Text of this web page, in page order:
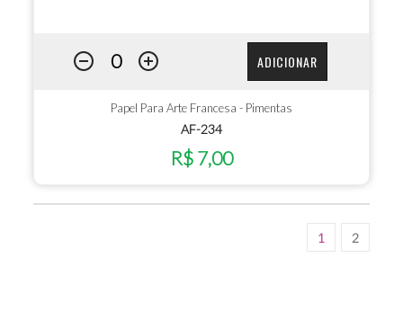
ADICIONAR
Papel Para Arte Francesa - Pimentas
AF-234
R$ 7,00
1 2